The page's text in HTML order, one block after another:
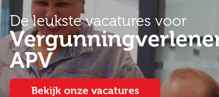
De leukste vacatures voor
APV
Bekijk onze vacatures